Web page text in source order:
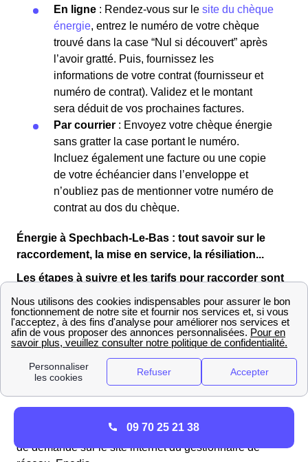
En ligne : Rendez-vous sur le site du chèque
énergie, entrez le numéro de votre chèque
trouvé dans la case “Nul si découvert” après
l’avoir gratté. Puis, fournissez les
informations de votre contrat (fournisseur et
numéro de contrat). Validez et le montant
sera déduit de vos prochaines factures.
Par courrier : Envoyez votre chèque énergie
sans gratter la case portant le numéro.
Incluez également une facture ou une copie
de votre échéancier dans l’enveloppe et
n’oubliez pas de mentionner votre numéro de
contrat au dos du chèque.
Énergie à Spechbach-Le-Bas : tout savoir sur le
raccordement, la mise en service, la résiliation...
Les étapes à suivre et les tarifs pour raccorder sont
Spechbach-Le-Bas
Vous vous apprêtez à déménager dans un logement
neuf à Spechbach-Le-Bas ? Vous devrez alors déposer
une demande de raccordement auprès d’Enedis Haut-
Rhin.
faire raccorder leur logement doivent déposer un dossier
de demande sur le site internet du gestionnaire de
09 70 25 21 38